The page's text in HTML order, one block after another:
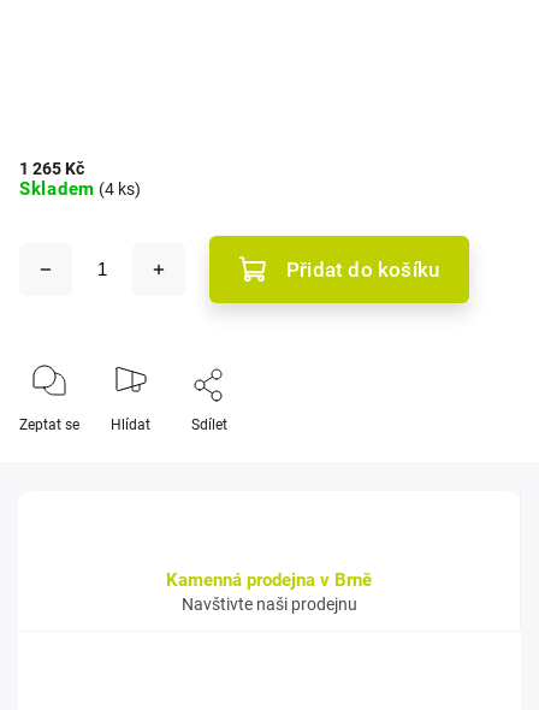
1 265 Kč
Skladem (4 ks)
Přidat do košíku
Zeptat se Hlídat Sdílet
Kamenná prodejna v Brně
Navštivte naši prodejnu